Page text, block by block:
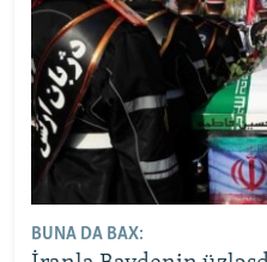
BUNA DA BAX: